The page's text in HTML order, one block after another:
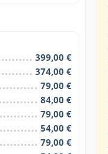
399,00 €
374,00 €
79,00 €
84,00 €
79,00 €
54,00 €
79,00 €